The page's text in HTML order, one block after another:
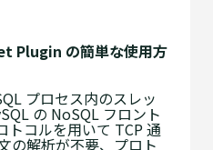
Plugin の簡単な使用方
プロセス内のスレッ
の NoSQL フロント
トコルを用いて TCP 通
の解析が不要、プロト